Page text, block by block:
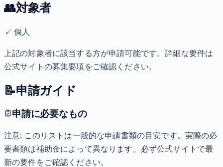
👥対象者
✓個人
上記の対象者に該当する方が申請可能です。詳細な要件は
公式サイトの募集要項をご確認ください。
📝申請ガイド
申請に必要なもの
注意: このリストは一般的な申請書類の目安です。実際の必
要書類は補助金によって異なります。必ず公式サイトで最
新の要件をご確認ください。